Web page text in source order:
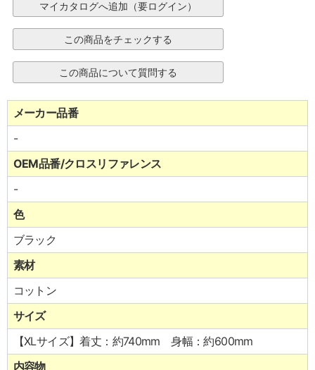
メーカー品番
-
OEM品番/クロスリファレンス
-
色
ブラック
素材
コットン
サイズ
【XLサイズ】着丈：約740mm 身幅：約600mm
内容物